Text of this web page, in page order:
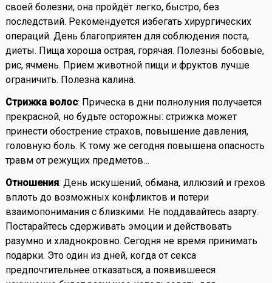
своей болезни, она пройдёт легко, быстро, без
последствий. Рекомендуется избегать хирургических
операций. День благоприятен для соблюдения поста,
диеты. Пища хороша острая, горячая. Полезны бобовые,
рис, ячмень. Прием животной пищи и фруктов лучше
ограничить. Полезна калина.
Стрижка волос: Прическа в дни полнолуния получается
прекрасной, но будьте осторожны: стрижка может
принести обострение страхов, повышение давления,
головную боль. К тому же сегодня повышена опасность
травм от режущих предметов…
Отношения: День искушений, обмана, иллюзий и грехов
вплоть до возможных конфликтов и потери
взаимопонимания с близкими. Не поддавайтесь азарту.
Постарайтесь сдерживать эмоции и действовать
разумно и хладнокровно. Сегодня не время принимать
подарки. Это один из дней, когда от секса
предпочтительнее отказаться, а появившееся